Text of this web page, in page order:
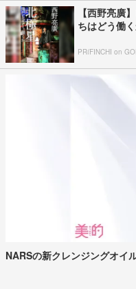
【西野亮廣
ちはどう働く
PR(FINCHI on
NARSの新クレンジングオイ